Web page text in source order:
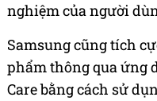
nghiệm của người
Samsung cũng tích
phẩm thông qua ứng
Care bằng cách sử